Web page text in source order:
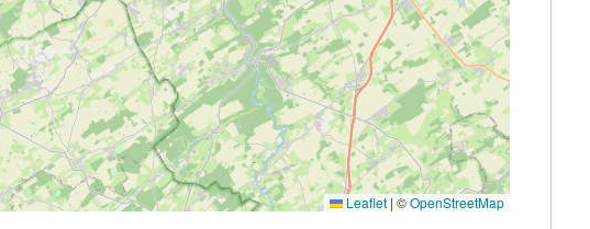
Leaflet | ©OpenStreetMap